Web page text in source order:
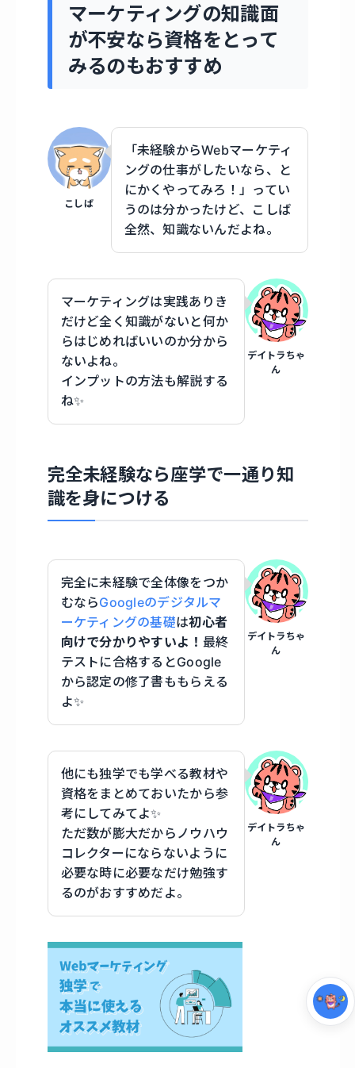
マーケティングの知識面
が不安なら資格をとって
みるのもおすすめ
こしば
「未経験からWebマーケティ
ングの仕事がしたいなら、と
にかくやってみろ！」ってい
うのは分かったけど、こしば
全然、知識ないんだよね。
デイトラちゃ
ん
マーケティングは実践ありき
だけど全く知識がないと何か
らはじめればいいのか分から
ないよね。
インプットの方法も解説する
ね✨
完全未経験なら座学で一通り知
識を身につける
デイトラちゃ
ん
完全に未経験で全体像をつか
むならGoogleのデジタルマ
ーケティングの基礎は初心者
向けで分かりやすいよ！ 最終
テストに合格するとGoogle
から認定の修了書ももらえる
よ✨
デイトラちゃ
ん
他にも独学でも学べる教材や
資格をまとめておいたから参
考にしてみてよ✨
ただ数が膨大だからノウハウ
コレクターにならないように
必要な時に必要なだけ勉強す
るのがおすすめだよ。